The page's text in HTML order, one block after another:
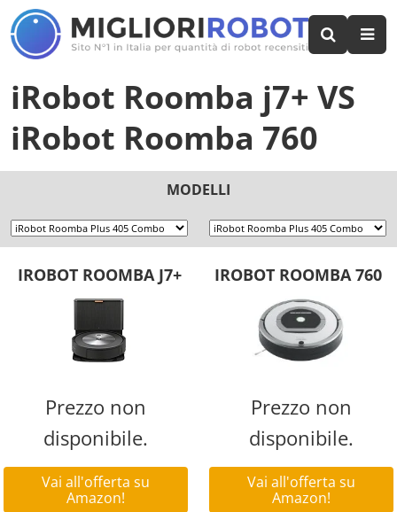
iRobot Roomba j7+ VS
iRobot Roomba 760
MODELLI
IROBOT ROOMBA J7+ IROBOT ROOMBA 760
Prezzo non
disponibile.
Vai all'offerta su
Amazon!
Prezzo non
disponibile.
Vai all'offerta su
Amazon!